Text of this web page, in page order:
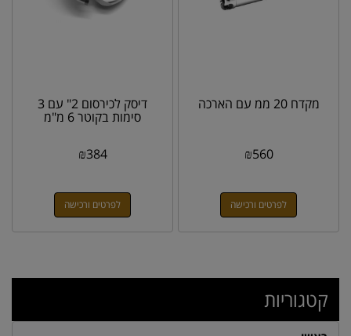
מקדח 20 ממ עם הארכה
₪560
לפרטים ורכישה
דיסק לכירסום 2" עם 3
סימות בקוטר 6 מ"מ
₪384
לפרטים ורכישה
קטגוריות